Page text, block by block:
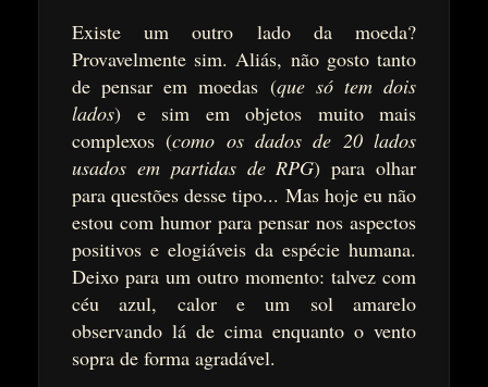
Existe um outro lado da moeda?
Provavelmente sim. Aliás, não gosto tanto
de pensar em moedas (que só tem dois
lados) e sim em objetos muito mais
complexos (como os dados de 20 lados
usados em partidas de RPG) para olhar
para questões desse tipo... Mas hoje eu não
estou com humor para pensar nos aspectos
positivos e elogiáveis da espécie humana.
Deixo para um outro momento: talvez com
céu azul, calor e um sol amarelo
observando lá de cima enquanto o vento
sopra de forma agradável.